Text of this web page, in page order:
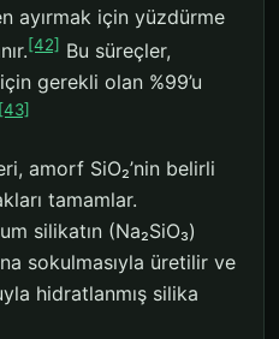
ayırmak için yüzdürme
[42] Bu süreçler,
gerekli olan %99’u
[43]
amorf SiO₂’nin belirli
tamamlar.
silikatın (Na₂SiO₃)
sokulmasıyla üretilir ve
hidratlanmış silika